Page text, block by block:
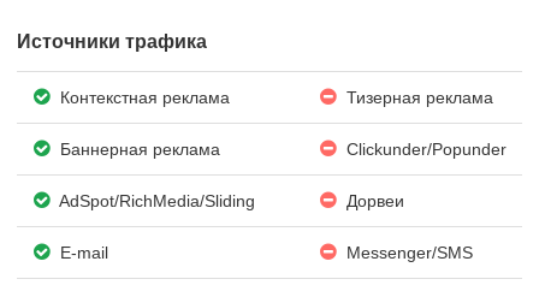
Источники трафика
Контекстная реклама Тизерная реклама
Баннерная реклама Clickunder/Popunder
AdSpot/RichMedia/Sli­ding Дорвеи
E-mail Messenger/SMS